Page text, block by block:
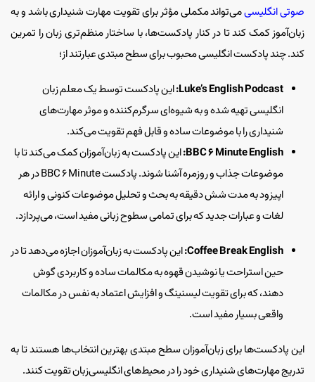
صوتی انگلیسیمی‌تواند مکملی مؤثر برای تقویت مهارت شنیداری باشد و به
زبان‌آموز کمک کند تا در کنار پادکست‌ها، با ساختار منظم‌تری زبان را تمرین
کند. چند پادکست انگلیسی محبوب برای سطح مبتدی عبارتند از؛
Luke’s English Podcast: این پادکست توسط یک معلم زبان
انگلیسی تهیه شده و به شیوه‌ای سرگرم‌کننده و موثر مهارت‌های
شنیداری را با موضوعات ساده و قابل فهم تقویت می‌کند.
BBC 6 Minute English: این پادکست به زبان‌آموزان کمک می‌کند تا با
موضوعات جذاب و روزمره آشنا شوند. پادکست BBC 6 Minute در هر
اپیزود به مدت شش دقیقه به بحث و تحلیل موضوعات کنونی و ارائه
لغات و عبارات جدید که برای تمامی سطوح زبانی مفید است، می‌پردازد.
Coffee Break English: این پادکست به زبان‌آموزان اجازه می‌دهد تا در
حین استراحت یا نوشیدن قهوه به مکالمات ساده و کاربردی گوش
دهند، که برای تقویت لیسنینگ و افزایش اعتماد به نفس در مکالمات
واقعی بسیار مفید است.
این پادکست‌ها برای زبان‌آموزان سطح مبتدی بهترین انتخاب‌ها هستند تا به
تدریج مهارت‌های شنیداری خود را در محیط‌های انگلیسی‌زبان تقویت کنند.